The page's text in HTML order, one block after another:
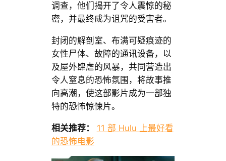
调查，他们揭开了令人震惊的秘
密，并最终成为诅咒的受害者。
封闭的解剖室、布满可疑痕迹的
女性尸体、故障的通讯设备，以
及屋外肆虐的风暴，共同营造出
令人窒息的恐怖氛围，将故事推
向高潮，使这部影片成为一部独
特的恐怖惊悚片。
相关推荐：
11 部 Hulu 上最好看
的恐怖电影